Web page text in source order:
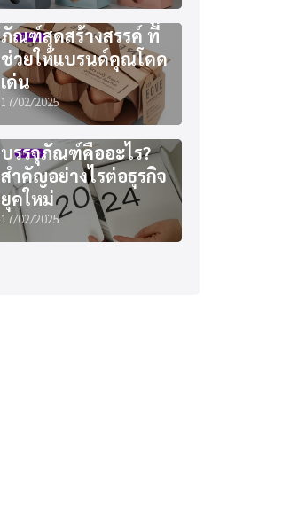
ไอเดียออกแบบบรรจุ
ภัณฑ์สุดสร้างสรรค์ ที่
ช่วยให้แบรนด์คุณโดด
เด่น
17/02/2025
บรรจุภัณฑ์คืออะไร?
สำคัญอย่างไรต่อธุรกิจ
ยุคใหม่
17/02/2025